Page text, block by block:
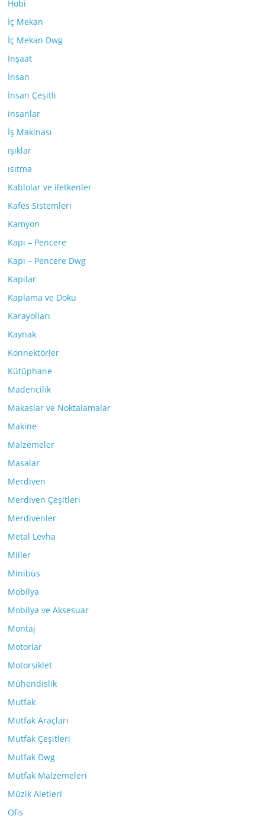
Hobi
İç Mekan
İç Mekan Dwg
İnşaat
İnsan
İnsan Çeşitli
insanlar
İş Makinası
ışıklar
ısıtma
Kablolar ve iletkenler
Kafes Sistemleri
Kamyon
Kapı – Pencere
Kapı – Pencere Dwg
Kapılar
Kaplama ve Doku
Karayolları
Kaynak
Konnektörler
Kütüphane
Madencilik
Makaslar ve Noktalamalar
Makine
Malzemeler
Masalar
Merdiven
Merdiven Çeşitleri
Merdivenler
Metal Levha
Miller
Minibüs
Mobilya
Mobilya ve Aksesuar
Montaj
Motorlar
Motorsiklet
Mühendislik
Mutfak
Mutfak Araçları
Mutfak Çeşitleri
Mutfak Dwg
Mutfak Malzemeleri
Müzik Aletleri
Ofis